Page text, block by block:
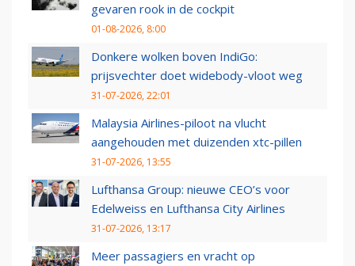
gevaren rook in de cockpit
01-08-2026, 8:00
Donkere wolken boven IndiGo:
prijsvechter doet widebody-vloot weg
31-07-2026, 22:01
Malaysia Airlines-piloot na vlucht
aangehouden met duizenden xtc-pillen
31-07-2026, 13:55
Lufthansa Group: nieuwe CEO’s voor
Edelweiss en Lufthansa City Airlines
31-07-2026, 13:17
Meer passagiers en vracht op